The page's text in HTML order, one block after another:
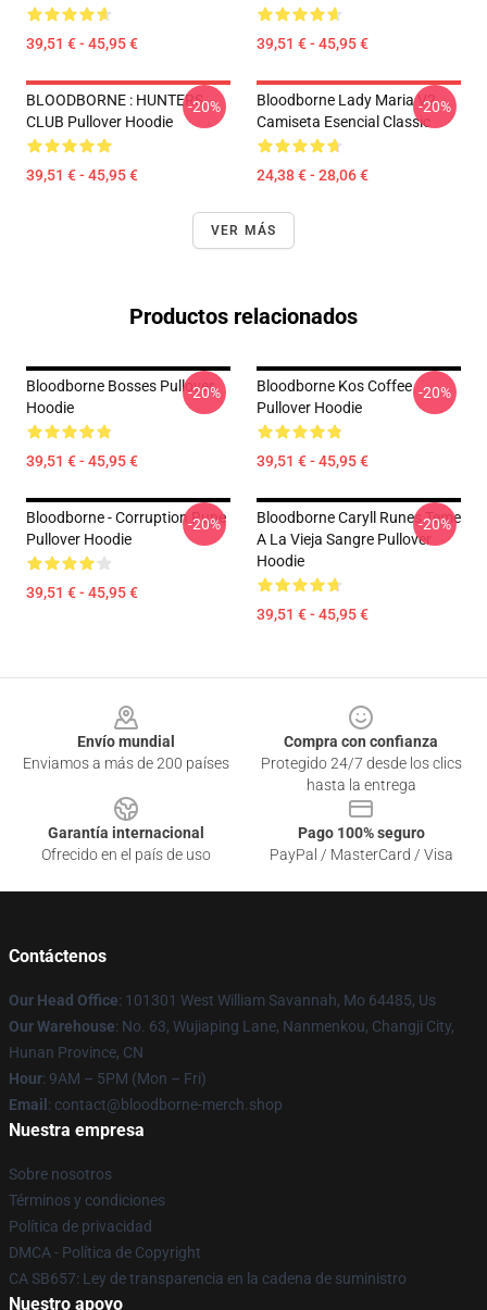
39,51 € - 45,95 € 39,51 € - 45,95 €
BLOODBORNE : HUNTERS
CLUB Pullover Hoodie
39,51 € - 45,95 €
-20%
Bloodborne Lady Maria V2
Camiseta Esencial Classic
24,38 € - 28,06 €
-20%
VER MÁS
Productos relacionados
Bloodborne Bosses Pullover
Hoodie
39,51 € - 45,95 €
-20%
Bloodborne Kos Coffee
Pullover Hoodie
39,51 € - 45,95 €
-20%
Bloodborne - Corruption Rune
Pullover Hoodie
39,51 € - 45,95 €
-20%
Bloodborne Caryll Runes Teme
A La Vieja Sangre Pullover
Hoodie
39,51 € - 45,95 €
-20%
Envío mundial
Enviamos a más de 200 países
Compra con confianza
Protegido 24/7 desde los clics
hasta la entrega
Garantía internacional
Ofrecido en el país de uso
Pago 100% seguro
PayPal / MasterCard / Visa
Contáctenos
Our Head Office: 101301 West William Savannah, Mo 64485, Us
Our Warehouse: No. 63, Wujiaping Lane, Nanmenkou, Changji City,
Hunan Province, CN
Hour: 9AM – 5PM (Mon – Fri)
Email : contact@bloodborne-merch.shop
Nuestra empresa
Sobre nosotros
Términos y condiciones
Política de privacidad
DMCA - Política de Copyright
CA SB657: Ley de transparencia en la cadena de suministro
Nuestro apoyo